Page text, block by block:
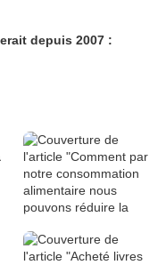
depuis 2007 :